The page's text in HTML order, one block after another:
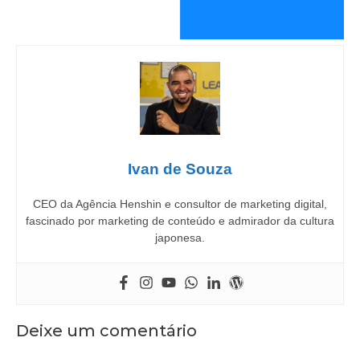
Ivan de Souza
CEO da Agência Henshin e consultor de marketing digital,
fascinado por marketing de conteúdo e admirador da cultura
japonesa.
Deixe um comentário